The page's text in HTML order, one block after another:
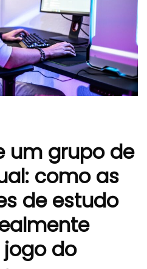
um grupo de
como as
de estudo
do